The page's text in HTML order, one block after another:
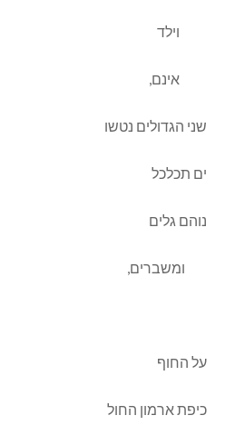
וילד
אינם,
שני הגדולים נטשו
ים תכלכל
נוהם גלים
ומשברים,
על החוף
כיפת ארמון החול